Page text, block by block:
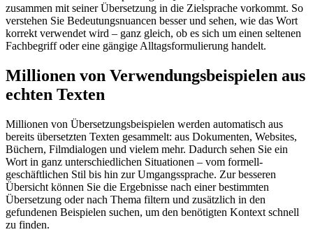
zusammen mit seiner Übersetzung in die Zielsprache vorkommt. So
verstehen Sie Bedeutungsnuancen besser und sehen, wie das Wort
korrekt verwendet wird – ganz gleich, ob es sich um einen seltenen
Fachbegriff oder eine gängige Alltagsformulierung handelt.
Millionen von Verwendungsbeispielen aus
echten Texten
Millionen von Übersetzungsbeispielen werden automatisch aus
bereits übersetzten Texten gesammelt: aus Dokumenten, Websites,
Büchern, Filmdialogen und vielem mehr. Dadurch sehen Sie ein
Wort in ganz unterschiedlichen Situationen – vom formell-
geschäftlichen Stil bis hin zur Umgangssprache. Zur besseren
Übersicht können Sie die Ergebnisse nach einer bestimmten
Übersetzung oder nach Thema filtern und zusätzlich in den
gefundenen Beispielen suchen, um den benötigten Kontext schnell
zu finden.